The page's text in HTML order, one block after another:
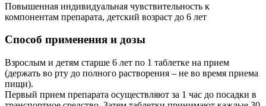
Повышенная индивидуальная чувствительность к
компонентам препарата, детский возраст до 6 лет
Способ применения и дозы
Взрослым и детям старше 6 лет по 1 таблетке на прием
(держать во рту до полного растворения – не во время приема
пищи).
Первый прием препарата осуществляют за 1 час до посадки в